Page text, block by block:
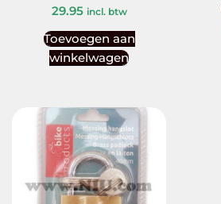
29.95 incl. btw
Toevoegen aan
winkelwagen